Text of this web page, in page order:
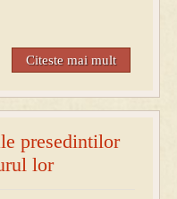
Citeste mai mult
presedintilor
lor